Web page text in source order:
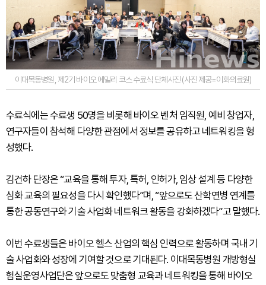
이대목동병원, 제2기 바이오 에밀리 코스 수료식 단체사진 (사진 제공=이화의료원)
수료식에는 수료생 50명을 비롯해 바이오 벤처 임직원, 예비 창업자,
연구자들이 참석해 다양한 관점에서 정보를 공유하고 네트워킹을 형
성했다.
김건하 단장은 “교육을 통해 투자, 특허, 인허가, 임상 설계 등 다양한
심화 교육의 필요성을 다시 확인했다”며, “앞으로도 산학연병 연계를
통한 공동연구와 기술 사업화 네트워크 활동을 강화하겠다”고 말했다.
이번 수료생들은 바이오 헬스 산업의 핵심 인력으로 활동하며 국내 기
술 사업화와 성장에 기여할 것으로 기대된다. 이대목동병원 개방형실
험실운영사업단은 앞으로도 맞춤형 교육과 네트워킹을 통해 바이오